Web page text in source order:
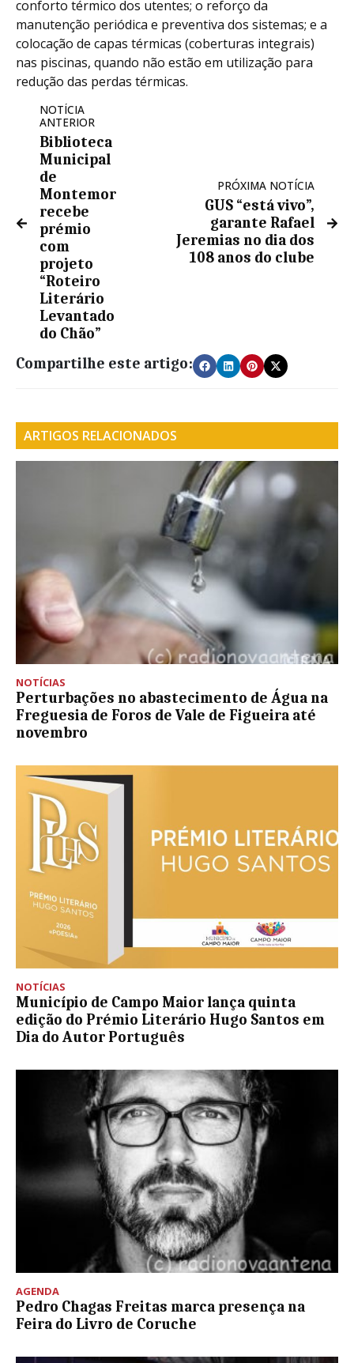
conforto térmico dos utentes; o reforço da
manutenção periódica e preventiva dos sistemas; e a
colocação de capas térmicas (coberturas integrais)
nas piscinas, quando não estão em utilização para
redução das perdas térmicas.
NOTÍCIA
ANTERIOR
Biblioteca
Municipal
de
Montemor
recebe
prémio
com
projeto
“Roteiro
Literário
Levantado
do Chão”
PRÓXIMA NOTÍCIA
GUS “está vivo”,
garante Rafael
Jeremias no dia dos
108 anos do clube
Compartilhe este artigo:
ARTIGOS RELACIONADOS
NOTÍCIAS
Perturbações no abastecimento de Água na
Freguesia de Foros de Vale de Figueira até
novembro
NOTÍCIAS
Município de Campo Maior lança quinta
edição do Prémio Literário Hugo Santos em
Dia do Autor Português
AGENDA
Pedro Chagas Freitas marca presença na
Feira do Livro de Coruche